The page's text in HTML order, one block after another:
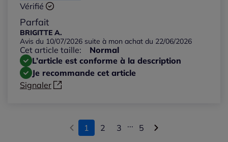
Vérifié
Parfait
BRIGITTE A.
Avis du 10/07/2026 suite à mon achat du 22/06/2026
Cet article taille:
Normal
L’article est conforme à la description
Je recommande cet article
Signaler
1 2 3 ... 5